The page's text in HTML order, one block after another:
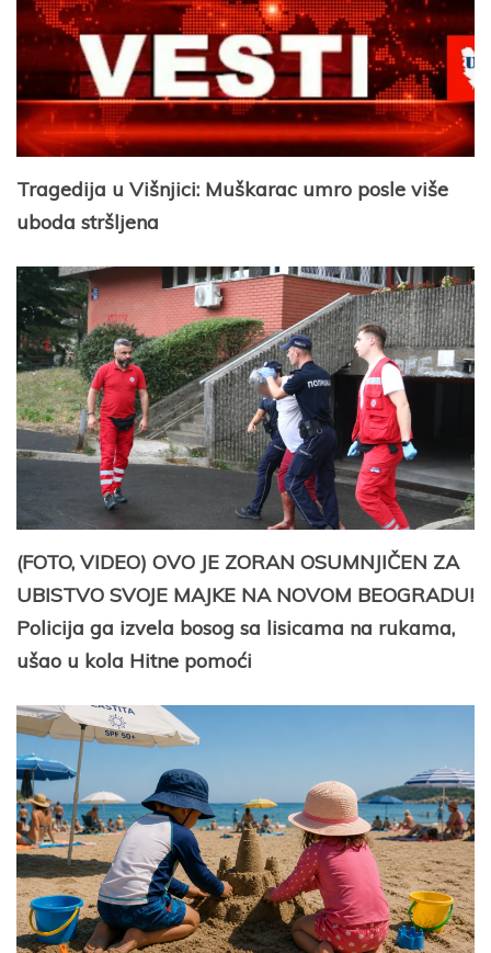
Tragedija u Višnjici: Muškarac umro posle više
uboda stršljena
(FOTO, VIDEO) OVO JE ZORAN OSUMNJIČEN ZA
UBISTVO SVOJE MAJKE NA NOVOM BEOGRADU!
Policija ga izvela bosog sa lisicama na rukama,
ušao u kola Hitne pomoći